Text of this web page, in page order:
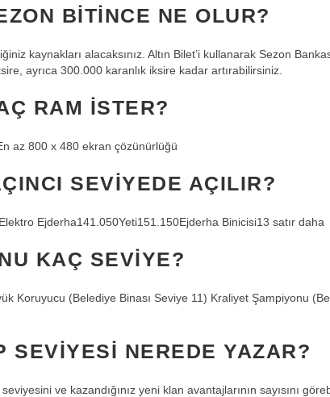
BITINCE NE OLUR?
kaynakları alacaksınız. Altın Bilet’i kullanarak Sezon
ayrıca 300.000 karanlık iksire kadar artırabilirsiniz.
RAM ISTER?
az 800 x 480 ekran çözünürlüğü
SEVIYEDE AÇILIR?
Ejderha141.050Yeti151.150Ejderha Binicisi13 satır daha
KAÇ SEVIYE?
Koruyucu (Belediye Binası Seviye 11) Kraliyet Şampiyonu
SEVIYESI NEREDE YAZAR?
ve kazandığınız yeni klan avantajlarının sayısını